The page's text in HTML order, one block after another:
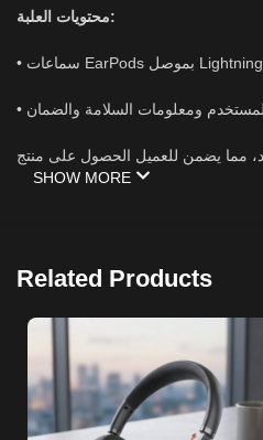
محتويات العلبة:
• سماعات EarPods بموصل Lightning.
SHOW MORE
Related Products